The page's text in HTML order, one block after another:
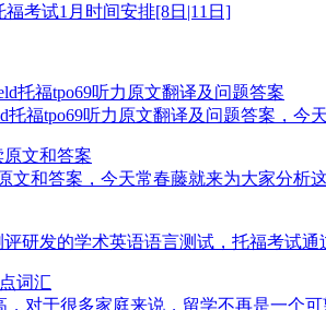
福考试1月时间安排[8日|11日]
托福tpo69听力原文翻译及问题答案
托福tpo69听力原文翻译及问题答案，
原文和答案
文和答案，今天常春藤就来为大家分析
研发的学术英语语言测试，托福考试
词汇
，对于很多家庭来说，留学不再是一个